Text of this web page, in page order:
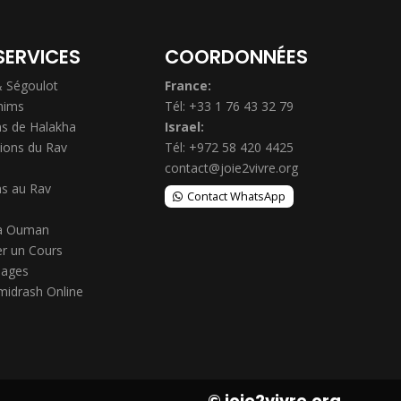
Ségoulot
de Halakha
du Rav
au Rav
Ouman
un Cours
Online
COORDONNÉES
France:
Tél: +33 1 76 43 32 79
Israel:
Tél: +972 58 420 4425
contact@joie2vivre.org
Contact WhatsApp